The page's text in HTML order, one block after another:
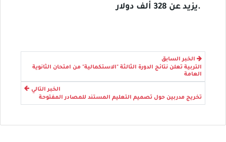
يزيد عن 328 ألف دولار.
الخبر السابق
التربية تعلن نتائج الدورة الثالثة "الاستكمالية" من امتحان الثانوية
العامة
الخبر التالي
تخريج مدربين حول تصميم التعليم المستند للمصادر المفتوحة